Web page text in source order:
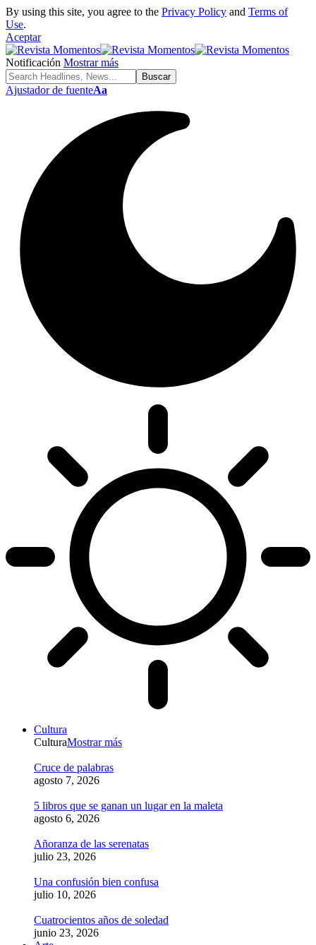
By using this site, you agree to the Privacy Policy and Terms of
Use.
Aceptar
Notificación Mostrar más
Ajustador de fuenteAa
Cultura
CulturaMostrar más
Cruce de palabras
agosto 7, 2026
5 libros que se ganan un lugar en la maleta
agosto 6, 2026
Añoranza de las serenatas
julio 23, 2026
Una confusión bien confusa
julio 10, 2026
Cuatrocientos años de soledad
junio 23, 2026